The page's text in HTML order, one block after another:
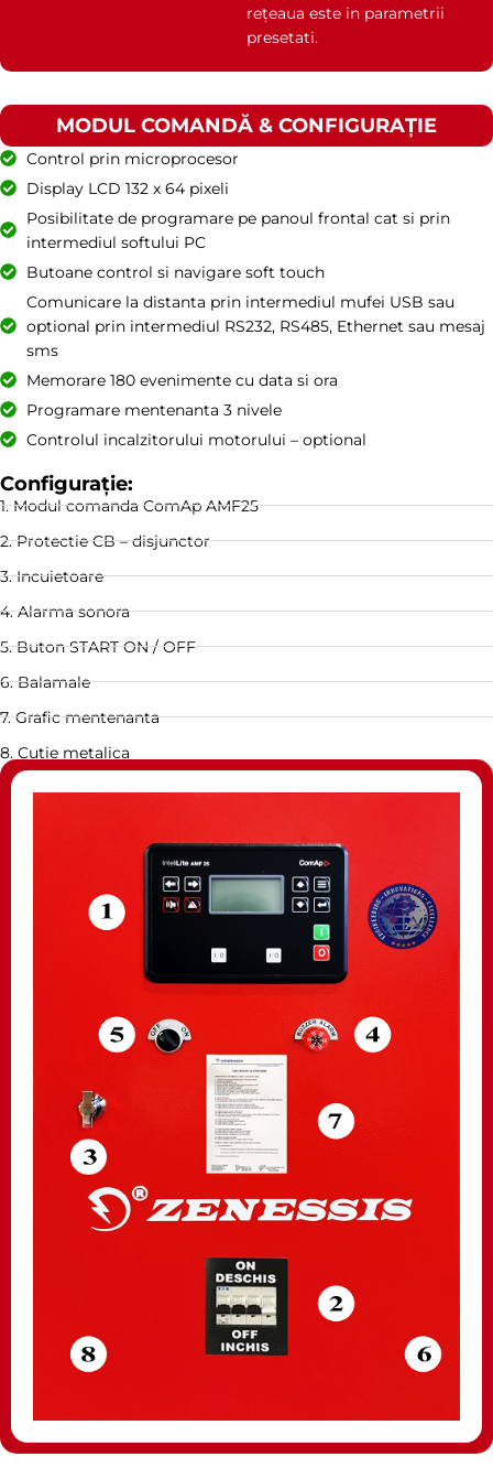
rețeaua este in parametrii
presetati.
MODUL COMANDĂ & CONFIGURAȚIE
Control prin microprocesor
Display LCD 132 x 64 pixeli
Posibilitate de programare pe panoul frontal cat si prin
intermediul softului PC
Butoane control si navigare soft touch
Comunicare la distanta prin intermediul mufei USB sau
optional prin intermediul RS232, RS485, Ethernet sau mesaj
sms
Memorare 180 evenimente cu data si ora
Programare mentenanta 3 nivele
Controlul incalzitorului motorului – optional
Configurație:
1. Modul comanda ComAp AMF25
2. Protectie CB – disjunctor
3. Incuietoare
4. Alarma sonora
5. Buton START ON / OFF
6. Balamale
7. Grafic mentenanta
8. Cutie metalica